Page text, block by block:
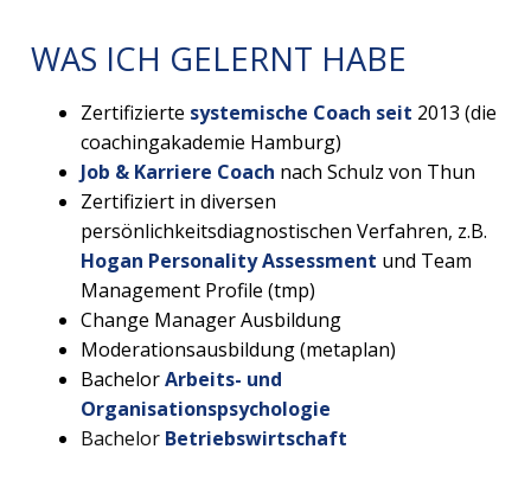
WAS ICH GELERNT HABE
Zertifizierte systemische Coach seit 2013 (die
coachingakademie Hamburg)
Job & Karriere Coach nach Schulz von Thun
Zertifiziert in diversen
persönlichkeitsdiagnostischen Verfahren, z.B.
Hogan Personality Assessment und Team
Management Profile (tmp)
Change Manager Ausbildung
Moderationsausbildung (metaplan)
BachelorArbeits- und
Organisationspsychologie
Bachelor Betriebswirtschaft